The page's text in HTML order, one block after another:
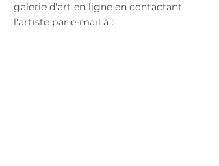
galerie d'art en ligne en contactant
l'artiste par e-mail à :